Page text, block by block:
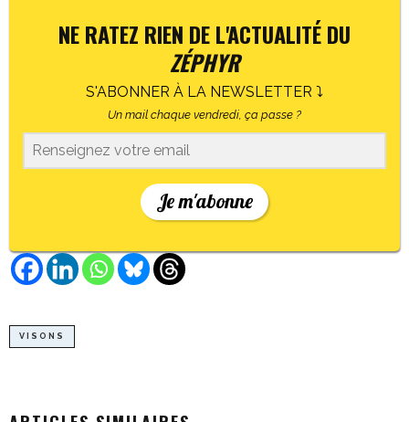
NE RATEZ RIEN DE L'ACTUALITÉ DU
ZÉPHYR
S'ABONNER À LA NEWSLETTER ⤵
Un mail chaque vendredi, ça passe ?
Je m'abonne
VISONS